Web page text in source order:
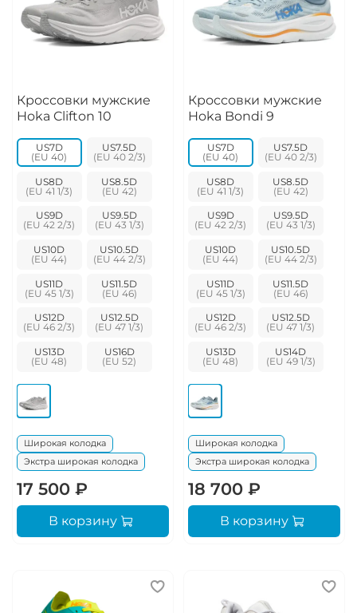
Кроссовки мужские
Hoka Clifton 10
US7D US7.5D
US8D US8.5D
US9D US9.5D
US10D US10.5D
US11D US11.5D
US12D US12.5D
US13D US16D
Широкая колодка
Экстра широкая колодка
17 500 ₽
В корзину
Кроссовки мужские
Hoka Bondi 9
US7D US7.5D
US8D US8.5D
US9D US9.5D
US10D US10.5D
US11D US11.5D
US12D US12.5D
US13D US14D
Широкая колодка
Экстра широкая колодка
18 700 ₽
В корзину